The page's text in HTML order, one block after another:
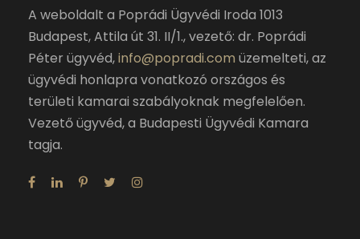
A weboldalt a Poprádi Ügyvédi Iroda 1013
Budapest, Attila út 31. II/1., vezető: dr. Poprádi
Péter ügyvéd,info@popradi.com üzemelteti, az
ügyvédi honlapra vonatkozó országos és
területi kamarai szabályoknak megfelelően.
Vezető ügyvéd, a Budapesti Ügyvédi Kamara
tagja.